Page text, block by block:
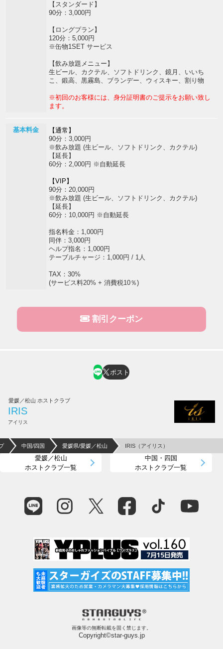
【スタンダード】
90分：3,000円
【ロングプラン】
120分：5,000円
※缶物1SET サービス
【飲み放題メニュー】
生ビール、カクテル、ソフトドリンク、鏡月、いいち
こ、鍛高、黒霧島、ブランデー、ウィスキー、割り物
※初回のお客様には、身分証明書のご提示をお願い致し
ます。
基本料金
【通常】
90分：3,000円
※飲み放題 (生ビール、ソフトドリンク、カクテル)
【延長】
60分：2,000円 ※自動延長
【VIP】
90分：20,000円
※飲み放題 (生ビール、ソフトドリンク、カクテル)
【延長】
60分：10,000円 ※自動延長
指名料金：1,000円
同伴：3,000円
ヘルプ指名：1,000円
テーブルチャージ：1,000円 / 1人
TAX：30%
(サービス料20% + 消費税10％)
割引クーポン
ポスト
愛媛／松山 ホストクラブ
IRIS
アイリス
中国/四国 愛媛県/愛媛／松山 IRIS（アイリス）
愛媛／松山
ホストクラブ一覧
中国・四国
ホストクラブ一覧
画像等の無断転載を固く禁じます。
Copyright©star-guys.jp